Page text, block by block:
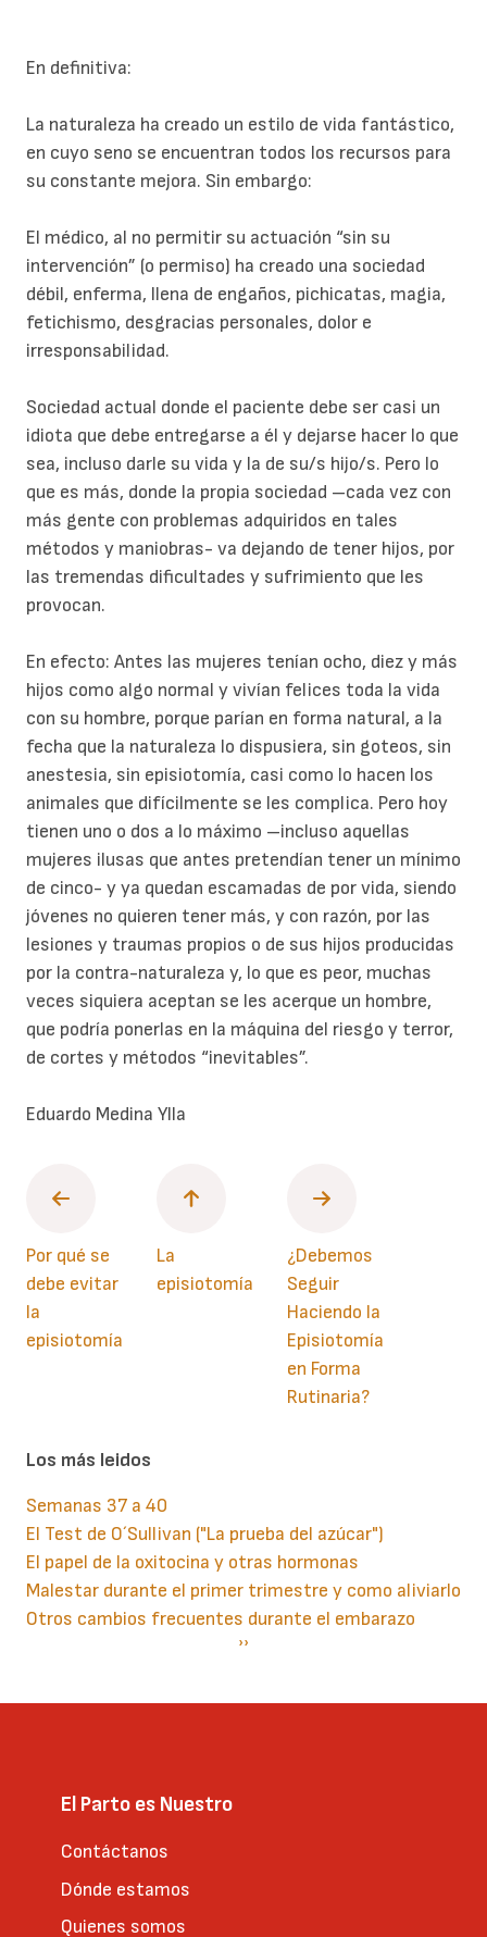
En definitiva:
La naturaleza ha creado un estilo de vida fantástico,
en cuyo seno se encuentran todos los recursos para
su constante mejora. Sin embargo:
El médico, al no permitir su actuación “sin su
intervención” (o permiso) ha creado una sociedad
débil, enferma, llena de engaños, pichicatas, magia,
fetichismo, desgracias personales, dolor e
irresponsabilidad.
Sociedad actual donde el paciente debe ser casi un
idiota que debe entregarse a él y dejarse hacer lo que
sea, incluso darle su vida y la de su/s hijo/s. Pero lo
que es más, donde la propia sociedad –cada vez con
más gente con problemas adquiridos en tales
métodos y maniobras- va dejando de tener hijos, por
las tremendas dificultades y sufrimiento que les
provocan.
En efecto: Antes las mujeres tenían ocho, diez y más
hijos como algo normal y vivían felices toda la vida
con su hombre, porque parían en forma natural, a la
fecha que la naturaleza lo dispusiera, sin goteos, sin
anestesia, sin episiotomía, casi como lo hacen los
animales que difícilmente se les complica. Pero hoy
tienen uno o dos a lo máximo –incluso aquellas
mujeres ilusas que antes pretendían tener un mínimo
de cinco- y ya quedan escamadas de por vida, siendo
jóvenes no quieren tener más, y con razón, por las
lesiones y traumas propios o de sus hijos producidas
por la contra-naturaleza y, lo que es peor, muchas
veces siquiera aceptan se les acerque un hombre,
que podría ponerlas en la máquina del riesgo y terror,
de cortes y métodos “inevitables”.
Eduardo Medina Ylla
Por qué se
debe evitar
la
episiotomía
La
episiotomía
¿Debemos
Seguir
Haciendo la
Episiotomía
en Forma
Rutinaria?
Los más leidos
Semanas 37 a 40
El Test de O´Sullivan ("La prueba del azúcar")
El papel de la oxitocina y otras hormonas
Malestar durante el primer trimestre y como aliviarlo
Otros cambios frecuentes durante el embarazo
Siguiente
››
El Parto es Nuestro
Contáctanos
Dónde estamos
Quienes somos